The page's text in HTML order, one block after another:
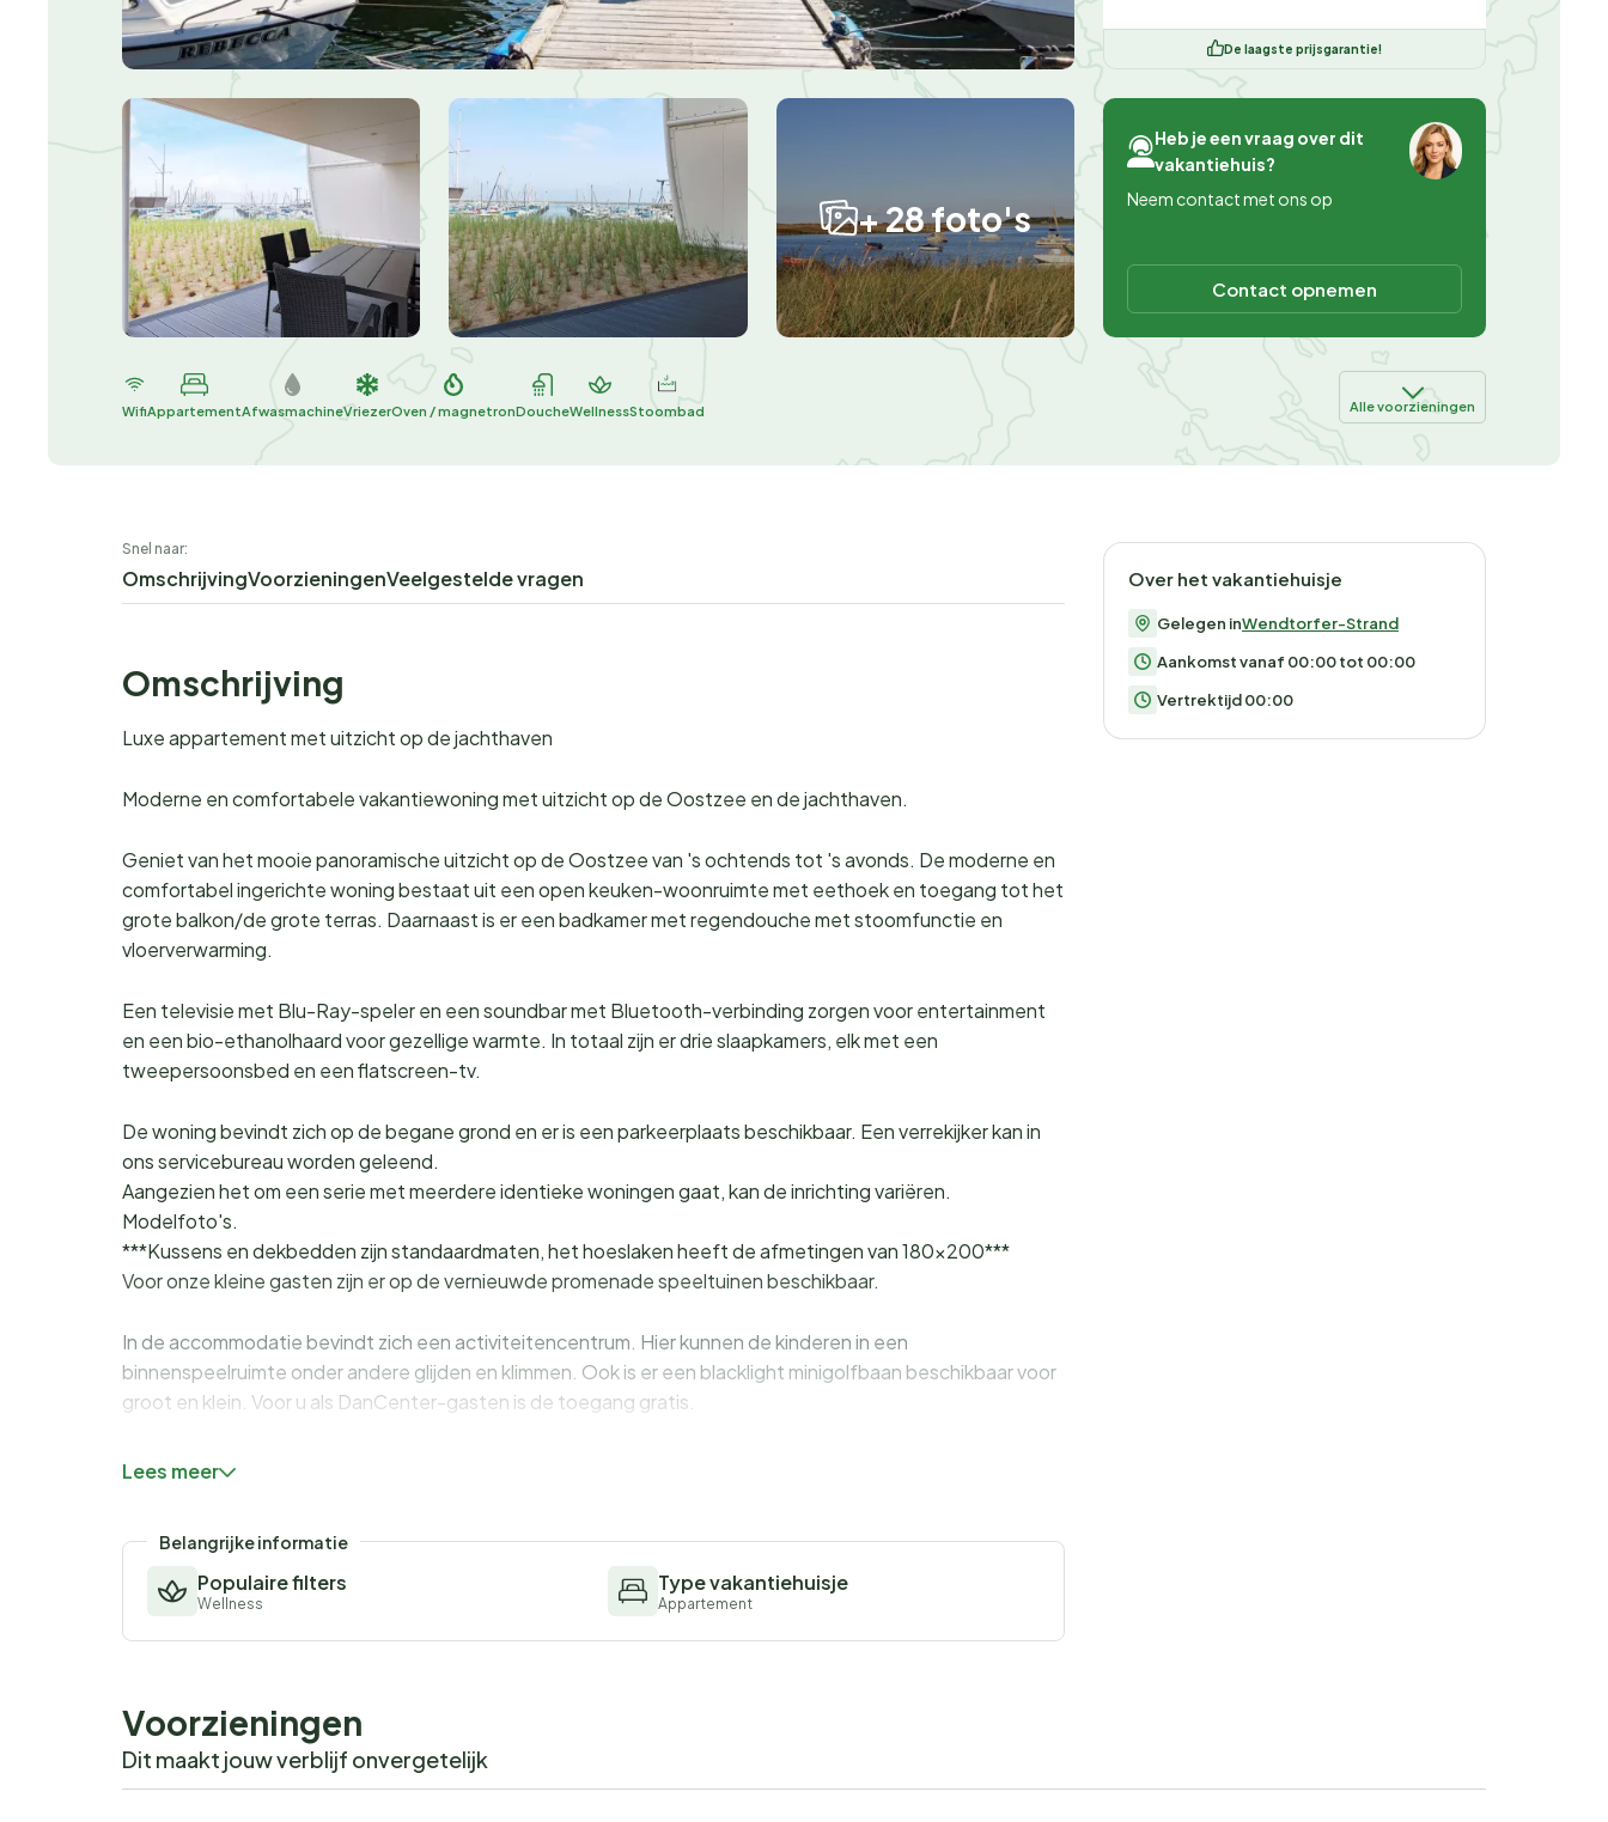
+ 28 foto's
De laagste prijsgarantie!
Heb je een vraag over dit
vakantiehuis?
Neem contact met ons op
Contact opnemen
WifiAppartementAfwasmachineVriezerOven / magnetronDoucheWellnessStoombad Alle voorzieningen
Snel naar:
OmschrijvingVoorzieningenVeelgestelde vragen
Omschrijving
Luxe appartement met uitzicht op de jachthaven
Moderne en comfortabele vakantiewoning met uitzicht op de Oostzee en de jachthaven.
Geniet van het mooie panoramische uitzicht op de Oostzee van 's ochtends tot 's avonds. De moderne en
comfortabel ingerichte woning bestaat uit een open keuken-woonruimte met eethoek en toegang tot het
grote balkon/de grote terras. Daarnaast is er een badkamer met regendouche met stoomfunctie en
vloerverwarming.
Een televisie met Blu-Ray-speler en een soundbar met Bluetooth-verbinding zorgen voor entertainment
en een bio-ethanolhaard voor gezellige warmte. In totaal zijn er drie slaapkamers, elk met een
tweepersoonsbed en een flatscreen-tv.
De woning bevindt zich op de begane grond en er is een parkeerplaats beschikbaar. Een verrekijker kan in
ons servicebureau worden geleend.
Aangezien het om een serie met meerdere identieke woningen gaat, kan de inrichting variëren.
Modelfoto's.
***Kussens en dekbedden zijn standaardmaten, het hoeslaken heeft de afmetingen van 180x200***
Voor onze kleine gasten zijn er op de vernieuwde promenade speeltuinen beschikbaar.
In de accommodatie bevindt zich een activiteitencentrum. Hier kunnen de kinderen in een
binnenspeelruimte onder andere glijden en klimmen. Ook is er een blacklight minigolfbaan beschikbaar voor
groot en klein. Voor u als DanCenter-gasten is de toegang gratis.
*** Verhuur van vakantiehuizen en vakantiewoningen in Marina Wendtorf uitsluitend aan vakantiegangers
Lees meer
Belangrijke informatie
Populaire filters
Wellness
Type vakantiehuisje
Appartement
Over het vakantiehuisje
Gelegen inWendtorfer-Strand
Aankomst vanaf 00:00 tot 00:00
Vertrektijd 00:00
Voorzieningen
Dit maakt jouw verblijf onvergetelijk